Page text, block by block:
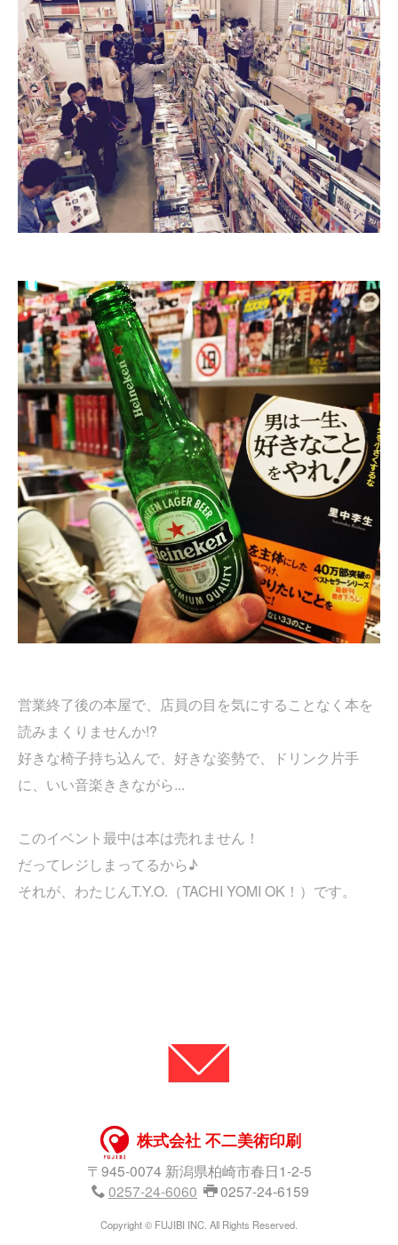
営業終了後の本屋で、店員の目を気にすることなく本を
読みまくりませんか!?
好きな椅子持ち込んで、好きな姿勢で、ドリンク片手
に、いい音楽ききながら...
このイベント最中は本は売れません！
だってレジしまってるから♪
それが、わたじんT.Y.O.（TACHI YOMI OK！）です。
株式会社 不二美術印刷
〒945-0074 新潟県柏崎市春日1-2-5
0257-24-6060
0257-24-6159
Copyright © FUJIBI INC. All Rights Reserved.